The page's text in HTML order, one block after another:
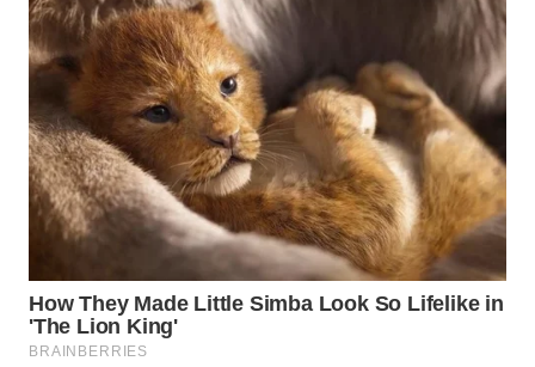
WN
SOLO
WN
BOROBUDUR
WN
MADURA
WN
SURABAYA